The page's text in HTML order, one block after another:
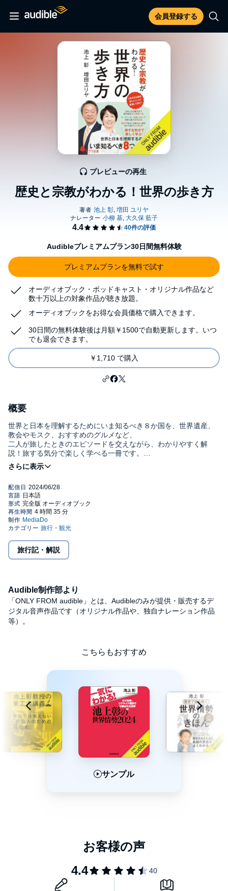
会員登録する
歴史と宗教がわかる！世界の歩き方
プレビューの再生
Audibleプレミアムプラン30日間無料体験
プレミアムプランを無料で試す
オーディオブック・ポッドキャスト・オリジナル作品など
数十万以上の対象作品が聴き放題。
オーディオブックをお得な会員価格で購入できます。
30日間の無料体験後は月額￥1500で自動更新します。いつ
でも退会できます。
￥1,710 で購入
概要
世界と日本を理解するためにいま知るべき８か国を、世界遺産、
教会やモスク、おすすめのグルメなど、
二人が旅したときのエピソードを交えながら、わかりやすく解
説！旅する気分で楽しく学べる一冊です。
◎目次
２ 日本人が出稼ぎにいく？ 多民族の都市国家シンガポール
３ 直行便の就航で近くなる？ ３つの宗教の聖地がある宗教大
国イスラエル
４ NATO加盟国だけとEUではない ヨーロッパとアジアの間に
あるトルコ
６ ついにNATO加盟へ 世界一しあわせな国フィンランド
７ 女王陛下から国王陛下へ ブレグジット後のイギリス
池上彰：
1950年、長野県生まれ。73年にNHK入局。94年から「週刊こども
ニュース」のお父さん役として11年間にわたり活躍。
2005年に独立。名城大学教授、東京工業大学特命教授。著書に
「知らないと恥をかく世界の大問題」シリーズ、『20歳の自分に
症対人類の世界史』など。
に取材で行った韓国。
れない味は、イランで食べたラムチョップ。
増田ユリヤ：
神奈川県生まれ。27年にわたり、高校で世界史・日本史・現代社
会を教えながら、NHKラジオ・テレビのリポーターを務めた。
テレビ朝日系列「大下容子ワイド！スクランブル」でコメンテー
ターとして活躍。著書に『揺れる移民大国フランス』『世界を救
うmRNAワクチンの開発者カタリン・カリコ』など多数ある。
これまでに44の国と地域を訪れた。はじめての海外は、37歳のと
とくに印象に残っているのは、イスラエルのエルサレム旧市街。
旅行記・解説
Audible制作部より
「ONLY FROM audible」とは、Audibleのみが提供・販売するデ
ジタル音声作品です（オリジナル作品や、独自ナレーション作品
等）。
こちらもおすすめ
サンプル